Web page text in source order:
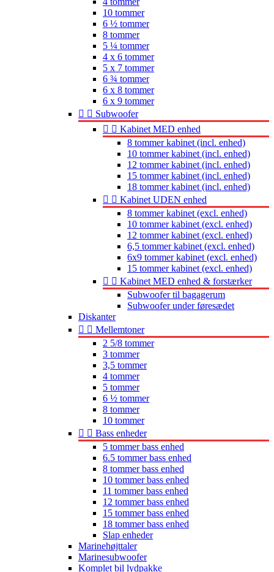
10 tommer
6 ½ tommer
8 tommer
5 ¼ tommer
4 x 6 tommer
5 x 7 tommer
6 ¾ tommer
6 x 8 tommer
6 x 9 tommer
  Subwoofer
  Kabinet MED enhed
8 tommer kabinet (incl. enhed)
10 tommer kabinet (incl. enhed)
12 tommer kabinet (incl. enhed)
15 tommer kabinet (incl. enhed)
18 tommer kabinet (incl. enhed)
  Kabinet UDEN enhed
8 tommer kabinet (excl. enhed)
10 tommer kabinet (excl. enhed)
12 tommer kabinet (excl. enhed)
6,5 tommer kabinet (excl. enhed)
6x9 tommer kabinet (excl. enhed)
15 tommer kabinet (excl. enhed)
  Kabinet MED enhed & forstærker
Subwoofer til bagagerum
Subwoofer under føresædet
Diskanter
  Mellemtoner
2 5/8 tommer
3 tommer
3,5 tommer
4 tommer
5 tommer
6 ½ tommer
8 tommer
10 tommer
  Bass enheder
5 tommer bass enhed
6.5 tommer bass enhed
8 tommer bass enhed
10 tommer bass enhed
11 tommer bass enhed
12 tommer bass enhed
15 tommer bass enhed
18 tommer bass enhed
Slap enheder
Marinehøjttaler
Marinesubwoofer
Komplet bil lydpakke